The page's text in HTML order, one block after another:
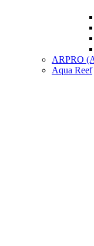
ARPRO
Aqua Reef